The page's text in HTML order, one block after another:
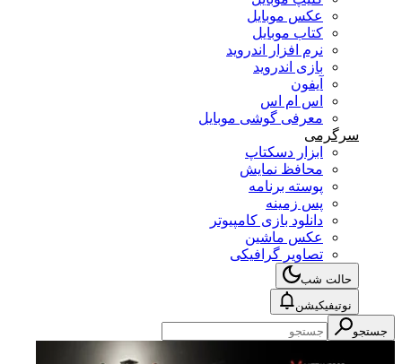
عکس موبایل
کتاب موبایل
نرم افزار اندروید
بازی اندروید
آیفون
اس ام اس
معرفی گوشی موبایل
سرگرمی
ابزار دسکتاپ
محافظ نمایش
پوسته برنامه
پس زمینه
دانلود بازی کامپیوتر
عکس ماشین
تصاویر گرافیکی
حالت شب
نوتیفیکیشن
جستجو